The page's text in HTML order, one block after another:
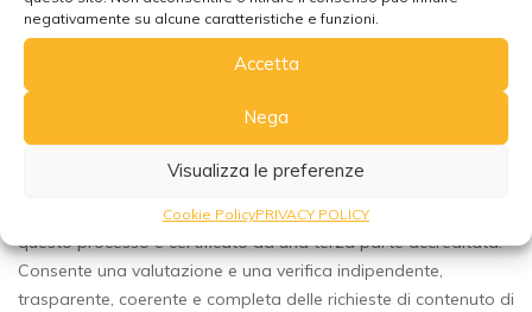
negativamente su alcune caratteristiche e funzioni.
Accetta
Nega
Visualizza le preferenze
Cookie PolicyPRIVACY POLICY
verso amorevole gentilezza, compassione e saggezza, senza
distrazioni.
* Lo standard di contenuto organico (OCS) si applica a
qualsiasi prodotto non alimentare contenente il 5-100% di
materiale organico in un prodotto finale. Verifica la tracciabilità
del flusso di una materia prima dalla fonte al prodotto finito e
questo processo è certificato da una terza parte accreditata.
Consente una valutazione e una verifica indipendente,
trasparente, coerente e completa delle richieste di contenuto di